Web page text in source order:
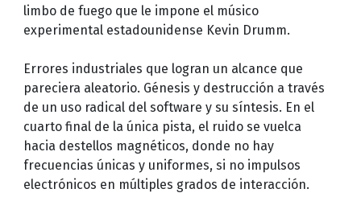
limbo de fuego que le impone el músico
experimental estadounidense Kevin Drumm.
Errores industriales que logran un alcance que
pareciera aleatorio. Génesis y destrucción a través
de un uso radical del software y su síntesis. En el
cuarto final de la única pista, el ruido se vuelca
hacia destellos magnéticos, donde no hay
frecuencias únicas y uniformes, si no impulsos
electrónicos en múltiples grados de interacción.